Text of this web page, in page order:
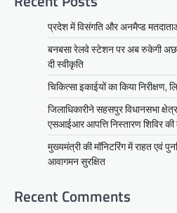
प्रदेश में विसंगति और अनमैप्ड
बनबसा रेलवे स्टेशन पर अब रुकेगी
दी स्वीकृति
चिकित्सा इकाईयों का किया निरीक्षण,
जिलाधिकारीने सहसपुर विधानसभा
एसआईआर आपत्ति निस्तारण शिविर
मुख्यमंत्री की मॉनिटरिंग में राहत एवं
आवागमन सुरक्षित
Recent Comments